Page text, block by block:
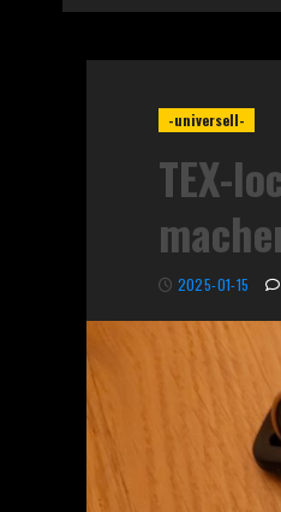
-universell-
TEX-
2025-01-15